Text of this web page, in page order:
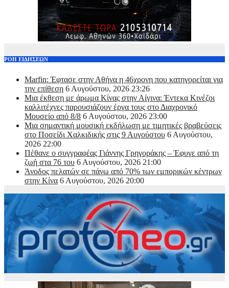
ΡΟΗ ΕΙΔΗΣΕΩΝ
Marfin: Έφτασε στην Αθήνα η 46χρονη που κατηγορείται για
την επίθεση 6 Αυγούστου, 2026 23:26
Μια έκθεση με άρωμα Κίνας στην Αίγινα: Έντεκα Κινέζοι
καλλιτέχνες παρουσιάζουν έργα τους στο Διαχρονικό
Μουσείο από 8/8 6 Αυγούστου, 2026 23:00
Μια σημαντική μουσική εκδήλωση με τιμητικές βραβεύσεις
στο Ποσείδι Χαλκιδικής στις 9 Αυγούστου 6 Αυγούστου,
2026 22:00
Πέθανε ο συγγραφέας Γιάννης Γρηγοράκης – Έφυγε από τη
ζωή στα 76 του 6 Αυγούστου, 2026 21:00
Άνοδος πελατών σε πάνω από 70% των εμπορικών κέντρων
στην Κίνα 6 Αυγούστου, 2026 20:00